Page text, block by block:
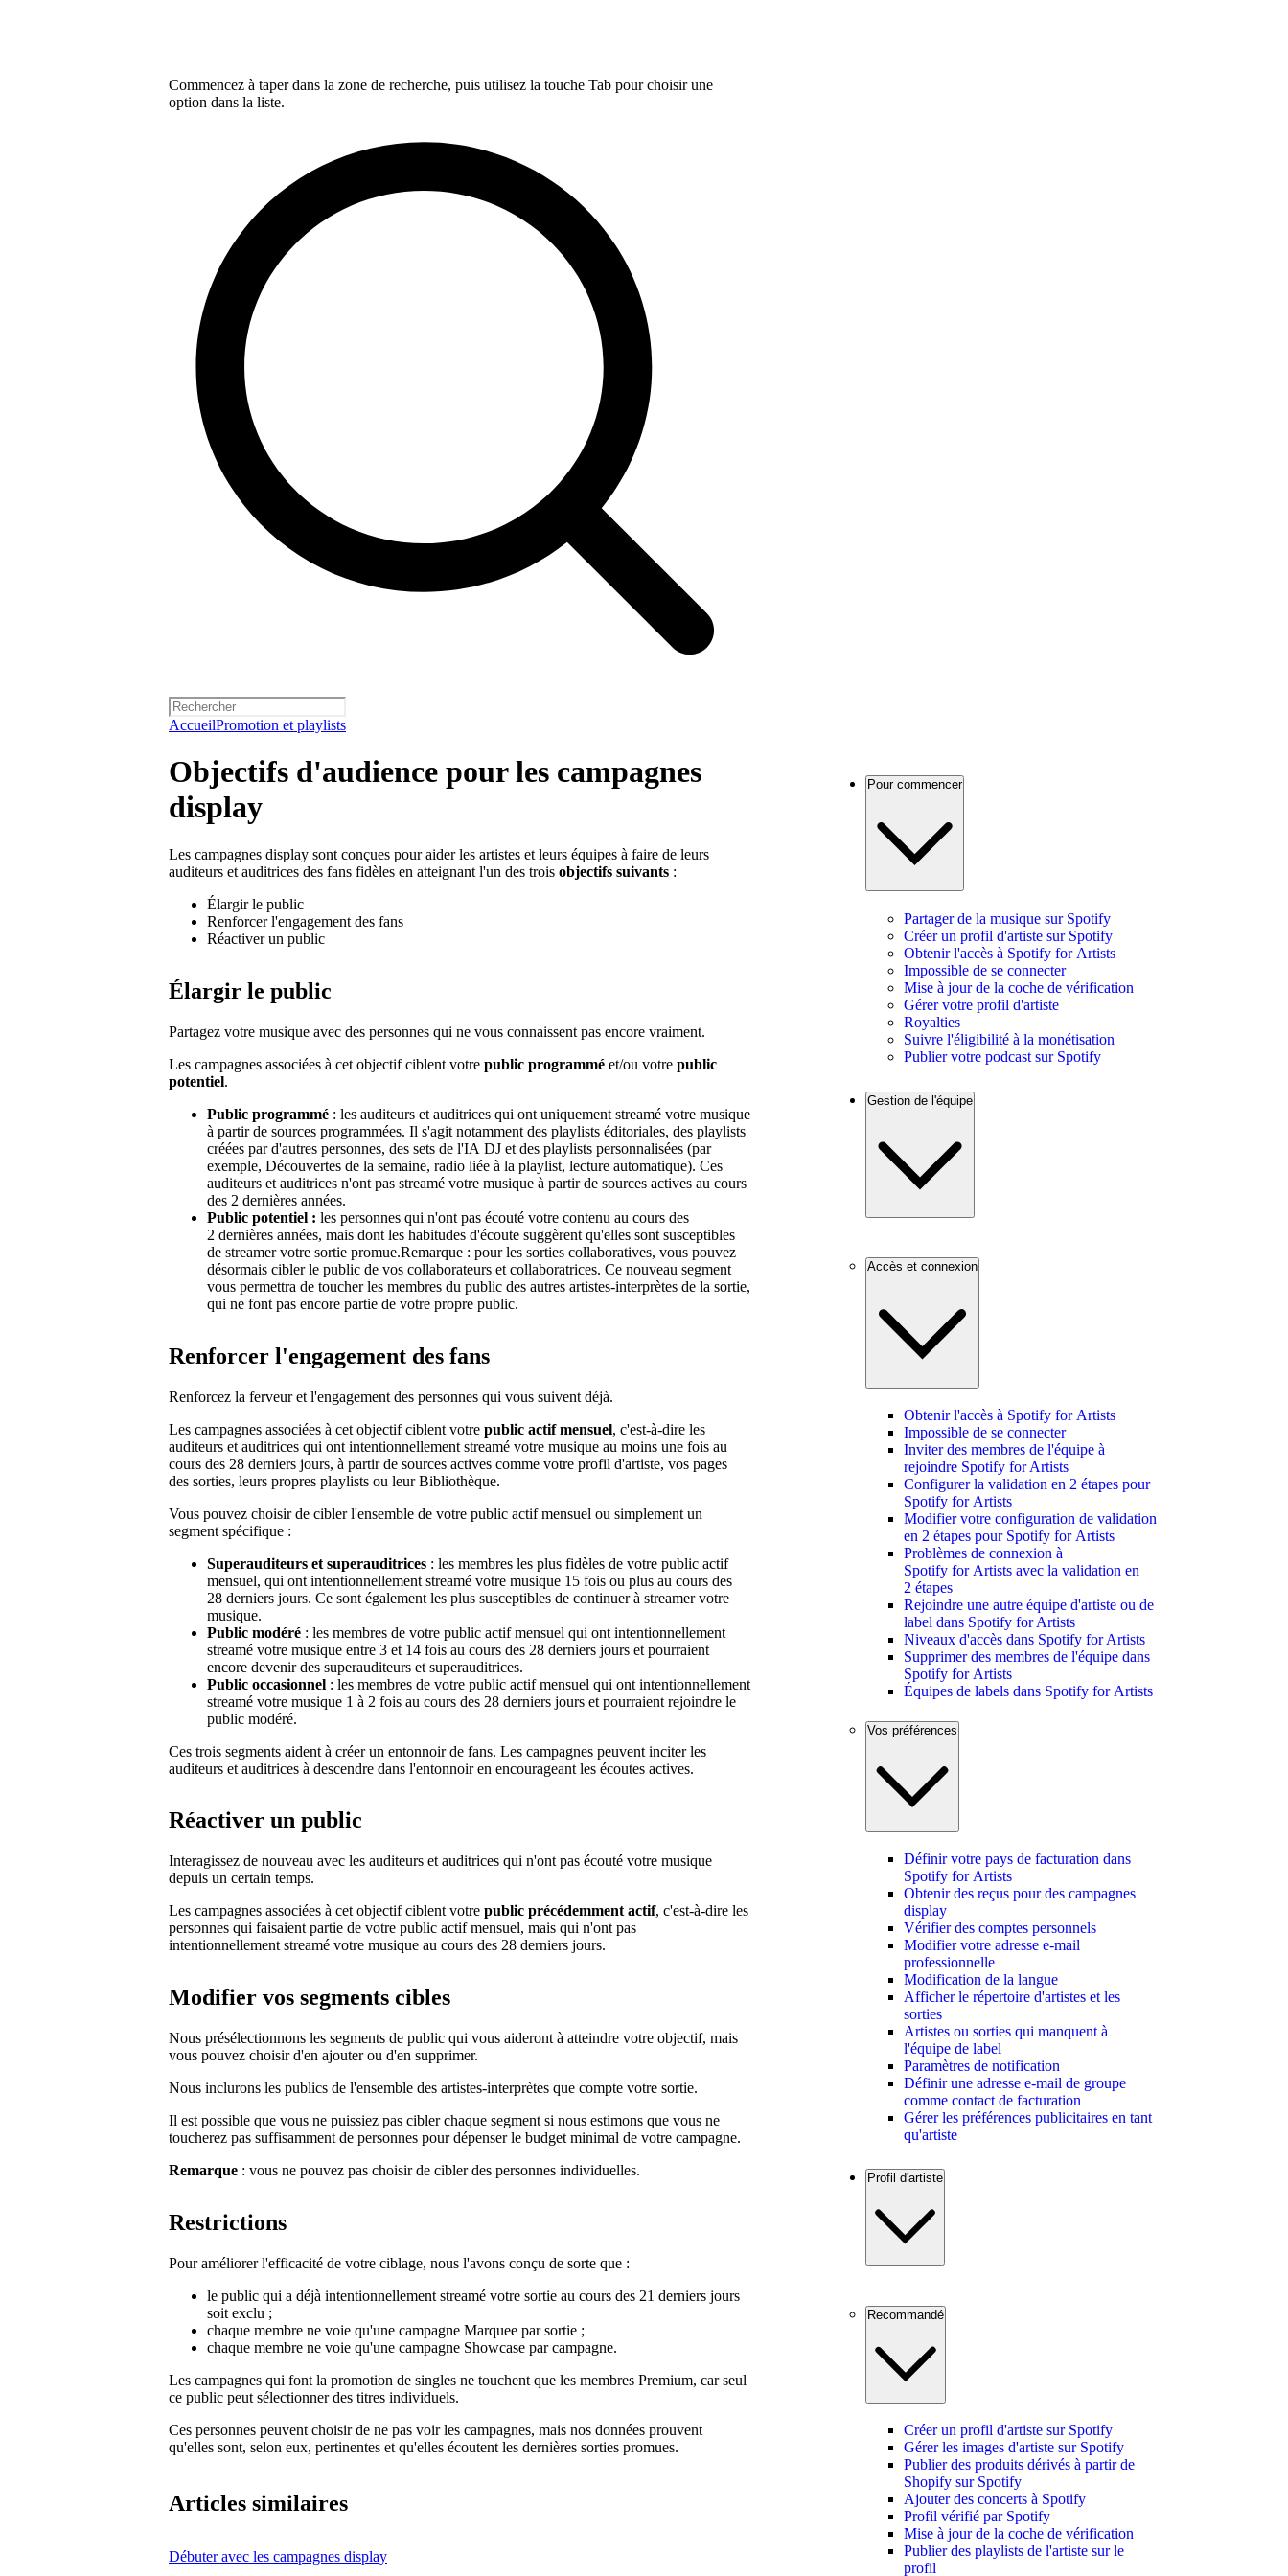
Commencez à taper dans la zone de recherche, puis utilisez la touche Tab pour choisir une
option dans la liste.
AccueilPromotion et playlists
Objectifs d'audience pour les campagnes
display
Les campagnes display sont conçues pour aider les artistes et leurs équipes à faire de leurs
auditeurs et auditrices des fans fidèles en atteignant l'un des trois objectifs suivants :
Élargir le public
Renforcer l'engagement des fans
Réactiver un public
Élargir le public
Partagez votre musique avec des personnes qui ne vous connaissent pas encore vraiment.
Les campagnes associées à cet objectif ciblent votre public programmé et/ou votre public
potentiel.
Public programmé : les auditeurs et auditrices qui ont uniquement streamé votre musique
à partir de sources programmées. Il s'agit notamment des playlists éditoriales, des playlists
créées par d'autres personnes, des sets de l'IA DJ et des playlists personnalisées (par
exemple, Découvertes de la semaine, radio liée à la playlist, lecture automatique). Ces
auditeurs et auditrices n'ont pas streamé votre musique à partir de sources actives au cours
des 2 dernières années.
Public potentiel : les personnes qui n'ont pas écouté votre contenu au cours des
2 dernières années, mais dont les habitudes d'écoute suggèrent qu'elles sont susceptibles
de streamer votre sortie promue.Remarque : pour les sorties collaboratives, vous pouvez
désormais cibler le public de vos collaborateurs et collaboratrices. Ce nouveau segment
vous permettra de toucher les membres du public des autres artistes-interprètes de la sortie,
qui ne font pas encore partie de votre propre public.
Renforcer l'engagement des fans
Renforcez la ferveur et l'engagement des personnes qui vous suivent déjà.
Les campagnes associées à cet objectif ciblent votre public actif mensuel, c'est-à-dire les
auditeurs et auditrices qui ont intentionnellement streamé votre musique au moins une fois au
cours des 28 derniers jours, à partir de sources actives comme votre profil d'artiste, vos pages
des sorties, leurs propres playlists ou leur Bibliothèque.
Vous pouvez choisir de cibler l'ensemble de votre public actif mensuel ou simplement un
segment spécifique :
Superauditeurs et superauditrices : les membres les plus fidèles de votre public actif
mensuel, qui ont intentionnellement streamé votre musique 15 fois ou plus au cours des
28 derniers jours. Ce sont également les plus susceptibles de continuer à streamer votre
musique.
Public modéré : les membres de votre public actif mensuel qui ont intentionnellement
streamé votre musique entre 3 et 14 fois au cours des 28 derniers jours et pourraient
encore devenir des superauditeurs et superauditrices.
Public occasionnel : les membres de votre public actif mensuel qui ont intentionnellement
streamé votre musique 1 à 2 fois au cours des 28 derniers jours et pourraient rejoindre le
public modéré.
Ces trois segments aident à créer un entonnoir de fans. Les campagnes peuvent inciter les
auditeurs et auditrices à descendre dans l'entonnoir en encourageant les écoutes actives.
Réactiver un public
Interagissez de nouveau avec les auditeurs et auditrices qui n'ont pas écouté votre musique
depuis un certain temps.
Les campagnes associées à cet objectif ciblent votre public précédemment actif, c'est-à-dire les
personnes qui faisaient partie de votre public actif mensuel, mais qui n'ont pas
intentionnellement streamé votre musique au cours des 28 derniers jours.
Modifier vos segments cibles
Nous présélectionnons les segments de public qui vous aideront à atteindre votre objectif, mais
vous pouvez choisir d'en ajouter ou d'en supprimer.
Nous inclurons les publics de l'ensemble des artistes-interprètes que compte votre sortie.
Il est possible que vous ne puissiez pas cibler chaque segment si nous estimons que vous ne
toucherez pas suffisamment de personnes pour dépenser le budget minimal de votre campagne.
Remarque : vous ne pouvez pas choisir de cibler des personnes individuelles.
Restrictions
Pour améliorer l'efficacité de votre ciblage, nous l'avons conçu de sorte que :
le public qui a déjà intentionnellement streamé votre sortie au cours des 21 derniers jours
soit exclu ;
chaque membre ne voie qu'une campagne Marquee par sortie ;
chaque membre ne voie qu'une campagne Showcase par campagne.
Les campagnes qui font la promotion de singles ne touchent que les membres Premium, car seul
ce public peut sélectionner des titres individuels.
Ces personnes peuvent choisir de ne pas voir les campagnes, mais nos données prouvent
qu'elles sont, selon eux, pertinentes et qu'elles écoutent les dernières sorties promues.
Articles similaires
Débuter avec les campagnes display
Pour commencer
Partager de la musique sur Spotify
Créer un profil d'artiste sur Spotify
Obtenir l'accès à Spotify for Artists
Impossible de se connecter
Mise à jour de la coche de vérification
Gérer votre profil d'artiste
Royalties
Suivre l'éligibilité à la monétisation
Publier votre podcast sur Spotify
Gestion de l'équipe
Accès et connexion
Obtenir l'accès à Spotify for Artists
Impossible de se connecter
Inviter des membres de l'équipe à
rejoindre Spotify for Artists
Configurer la validation en 2 étapes pour
Spotify for Artists
Modifier votre configuration de validation
en 2 étapes pour Spotify for Artists
Problèmes de connexion à
Spotify for Artists avec la validation en
2 étapes
Rejoindre une autre équipe d'artiste ou de
label dans Spotify for Artists
Niveaux d'accès dans Spotify for Artists
Supprimer des membres de l'équipe dans
Spotify for Artists
Équipes de labels dans Spotify for Artists
Vos préférences
Définir votre pays de facturation dans
Spotify for Artists
Obtenir des reçus pour des campagnes
display
Vérifier des comptes personnels
Modifier votre adresse e-mail
professionnelle
Modification de la langue
Afficher le répertoire d'artistes et les
sorties
Artistes ou sorties qui manquent à
l'équipe de label
Paramètres de notification
Définir une adresse e-mail de groupe
comme contact de facturation
Gérer les préférences publicitaires en tant
qu'artiste
Profil d'artiste
Recommandé
Créer un profil d'artiste sur Spotify
Gérer les images d'artiste sur Spotify
Publier des produits dérivés à partir de
Shopify sur Spotify
Ajouter des concerts à Spotify
Profil vérifié par Spotify
Mise à jour de la coche de vérification
Publier des playlists de l'artiste sur le
profil